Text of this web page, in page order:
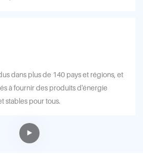
dans plus de 140 pays et régions, et
à fournir des produits d'énergie
stables pour tous.